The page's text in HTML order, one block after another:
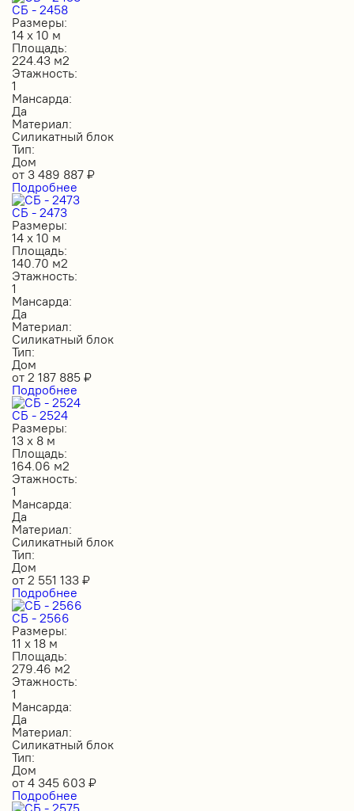
СБ - 2458
Размеры:
14 х 10 м
Площадь:
224.43 м2
Этажность:
1
Мансарда:
Да
Материал:
Силикатный блок
Тип:
Дом
от 3 489 887 ₽
Подробнее
СБ - 2473
Размеры:
14 х 10 м
Площадь:
140.70 м2
Этажность:
1
Мансарда:
Да
Материал:
Силикатный блок
Тип:
Дом
от 2 187 885 ₽
Подробнее
СБ - 2524
Размеры:
13 х 8 м
Площадь:
164.06 м2
Этажность:
1
Мансарда:
Да
Материал:
Силикатный блок
Тип:
Дом
от 2 551 133 ₽
Подробнее
СБ - 2566
Размеры:
11 х 18 м
Площадь:
279.46 м2
Этажность:
1
Мансарда:
Да
Материал:
Силикатный блок
Тип:
Дом
от 4 345 603 ₽
Подробнее